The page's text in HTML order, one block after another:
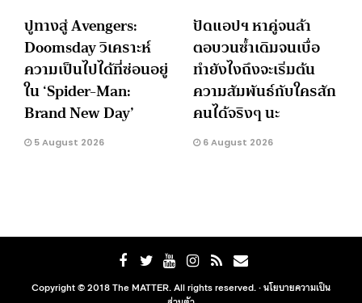
ปูทางสู่ Avengers:
Doomsday วิเคราะห์
ความเป็นไปได้ที่ซ่อนอยู่
ใน ‘Spider-Man:
Brand New Day’
5 August 2026
ปัดแอปฯ หาคู่จนล้า
ตอบวนซ้ำเดิมจนเบื่อ
ทำยังไงถึงจะเริ่มต้น
ความสัมพันธ์กับใครสัก
คนได้จริงๆ นะ
6 August 2026
Copyright © 2018 The MATTER. All rights reserved. ·นโยบายความเป็น